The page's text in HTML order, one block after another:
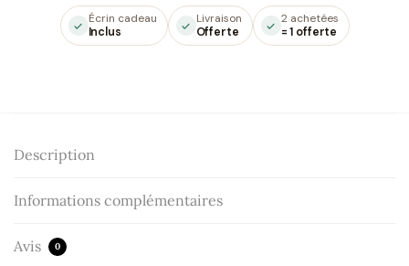
Écrin cadeau
Inclus
Livraison
Offerte
2 achetées
= 1 offerte
Description
Informations complémentaires
Avis 0